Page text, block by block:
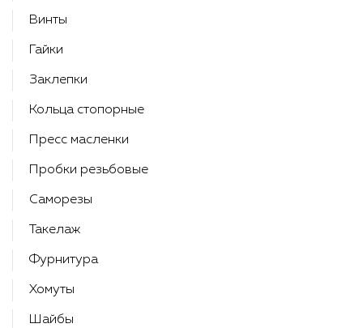
Винты
Гайки
Заклепки
Кольца стопорные
Пресс масленки
Пробки резьбовые
Саморезы
Такелаж
Фурнитура
Хомуты
Шайбы